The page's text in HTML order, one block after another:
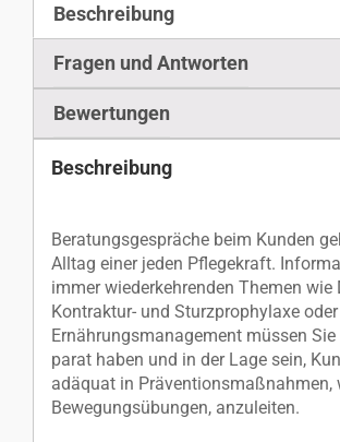
Beschreibung
Fragen und Antworten
Bewertungen
Beschreibung
Beratungsgespräche beim Kunden
Alltag einer jeden Pflegekraft.
immer wiederkehrenden Themen wie
Kontraktur- und Sturzprophylaxe oder
Ernährungsmanagement müssen
parat haben und in der Lage sein,
adäquat in Präventionsmaßnahmen,
Bewegungsübungen, anzuleiten.